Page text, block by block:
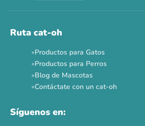
Ruta cat-oh
Productos para Gatos
Productos para Perros
Blog de Mascotas
Contáctate con un cat-oh
Síguenos en: